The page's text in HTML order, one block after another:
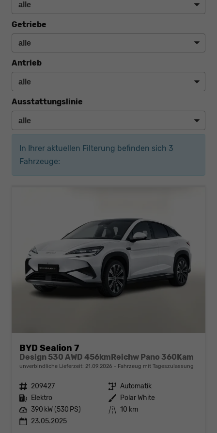
Getriebe
Antrieb
Ausstattungslinie
In Ihrer aktuellen Filterung befinden sich 3
Fahrzeuge:
BYD Sealion 7
Design 530 AWD 456kmReichw Pano 360Kam
unverbindliche Lieferzeit: 21.09.2026 Fahrzeug mit Tageszulassung
Fahrzeugnr. 209427 Getriebe Automatik
Kraftstoff Elektro Außenfarbe Polar White
Leistung 390 kW (530 PS) Kilometerstand 10 km
23.05.2025